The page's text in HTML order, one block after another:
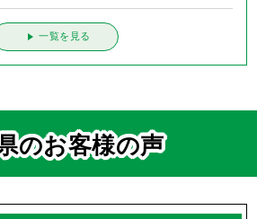
一覧を見る
のお客様の声